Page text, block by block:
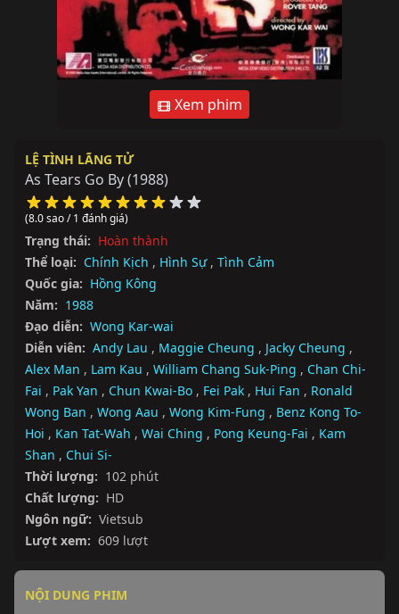
Xem phim
LỆ TÌNH LÃNG TỬ
As Tears Go By(1988)
(8.0 sao / 1 đánh giá)
Trạng thái: Hoàn thành
Thể loại: Chính Kịch , Hình Sự , Tình Cảm
Quốc gia: Hồng Kông
Năm: 1988
Đạo diễn: Wong Kar-wai
Diễn viên: Andy Lau , Maggie Cheung , Jacky Cheung ,
Alex Man , Lam Kau , William Chang Suk-Ping , Chan Chi-
Fai , Pak Yan , Chun Kwai-Bo , Fei Pak , Hui Fan , Ronald
Wong Ban , Wong Aau , Wong Kim-Fung , Benz Kong To-
Hoi , Kan Tat-Wah , Wai Ching , Pong Keung-Fai , Kam
Shan , Chui Si-
Thời lượng: 102 phút
Chất lượng: HD
Ngôn ngữ: Vietsub
Lượt xem: 609 lượt
NỘI DUNG PHIM